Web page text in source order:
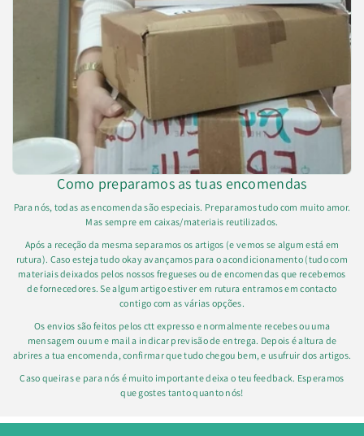
Como preparamos as tuas encomendas
Para nós, todas as encomenda são especiais. Preparamos tudo com muito amor.
Mas sempre em caixas/materiais reutilizados.
Após a receção da mesma separamos os artigos (e vemos se algum está em
rutura). Caso esteja tudo okay avançamos para o acondicionamento (tudo com
materiais deixados pelos nossos fregueses ou de encomendas que recebemos
de fornecedores. Se algum artigo estiver em rutura entramos em contacto
contigo com as várias opções.
Os envios são feitos pelos ctt expresso e normalmente recebes ou uma
mensagem ou um e mail a indicar previsão de entrega. Depois é altura de
abrires a tua encomenda, confirmar que tudo chegou bem, e usufruir dos artigos.
Caso queiras e para nós é muito importante deixa o teu feedback. Esperamos
que gostes tanto quanto nós!